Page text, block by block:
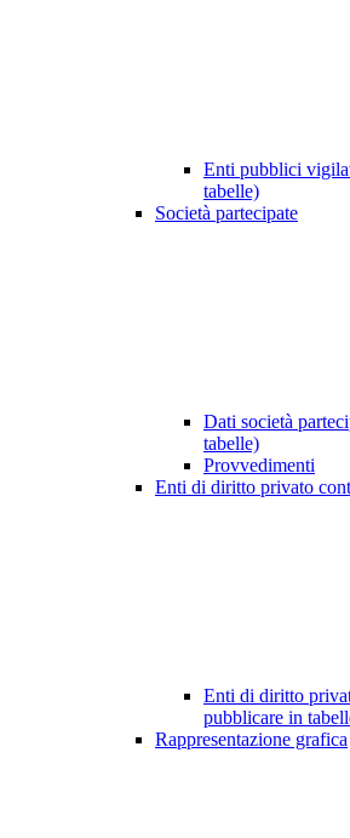
Enti pubblici
tabelle)
Società partecipate
Dati società
tabelle)
Provvedimenti
Enti di diritto privato
Enti di diritto
pubblicare in
Rappresentazione grafica